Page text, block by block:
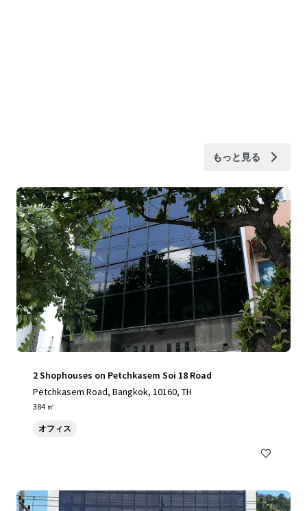
もっと見る
2 Shophouses on Petchkasem Soi 18 Road
Petchkasem Road, Bangkok, 10160, TH
384 ㎡
オフィス